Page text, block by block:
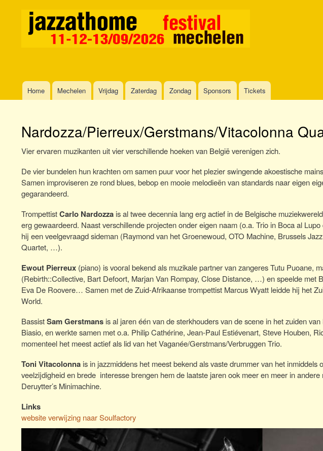
MainHome Mechelen Vrijdag Zaterdag Zondag Sponsors Tickets
Nardozza/Pierreux/Gerstmans/Vitacolonna
Vier ervaren muzikanten uit vier verschillende hoeken van België verenigen zich.
De vier bundelen hun krachten om samen puur voor het plezier swingende akoestische
Samen improviseren ze rond blues, bebop en mooie melodieën van standards naar eigen
gegarandeerd.
TrompettistCarlo Nardozza is al twee decennia lang erg actief in de Belgische
erg gewaardeerd. Naast verschillende projecten onder eigen naam (o.a. Trio in Boca al
hij een veelgevraagd sideman (Raymond van het Groenewoud, OTO Machine, Brussels
Quartet, …).
Ewout Pierreux (piano) is vooral bekend als muzikale partner van zangeres Tutu Puoane,
(Rebirth::Collective, Bart Defoort, Marjan Van Rompay, Close Distance, …) en speelde met
Eva De Roovere… Samen met de Zuid-Afrikaanse trompettist Marcus Wyatt leidde hij het
World.
BassistSam Gerstmans is al jaren één van de sterkhouders van de scene in het zuiden
Biasio, en werkte samen met o.a. Philip Cathérine, Jean-Paul Estiévenart, Steve Houben,
momenteel het meest actief als lid van het Vaganée/Gerstmans/Verbruggen Trio.
Toni Vitacolonna is in jazzmiddens het meest bekend als vaste drummer van het
veelzijdigheid en brede interesse brengen hem de laatste jaren ook meer en meer in
Deruytter’s Minimachine.
Links
website verwijzing naar Soulfactory